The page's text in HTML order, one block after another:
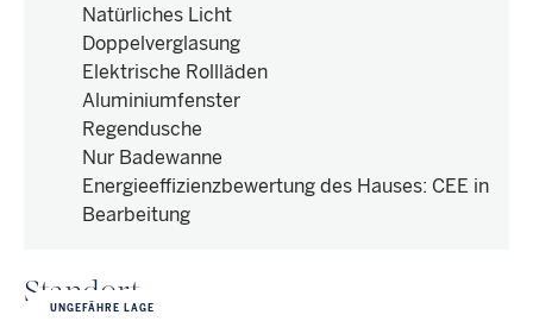
Natürliches Licht
Doppelverglasung
Elektrische Rollläden
Aluminiumfenster
Regendusche
Nur Badewanne
Energieeffizienzbewertung des Hauses: CEE in
Bearbeitung
Standort
UNGEFÄHRE LAGE